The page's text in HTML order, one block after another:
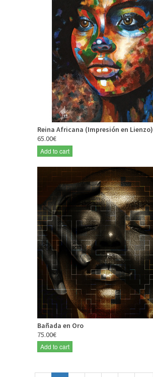
Reina Africana (Impresión en Lienzo)
65.00€
Add to cart
Bañada en Oro
75.00€
Add to cart